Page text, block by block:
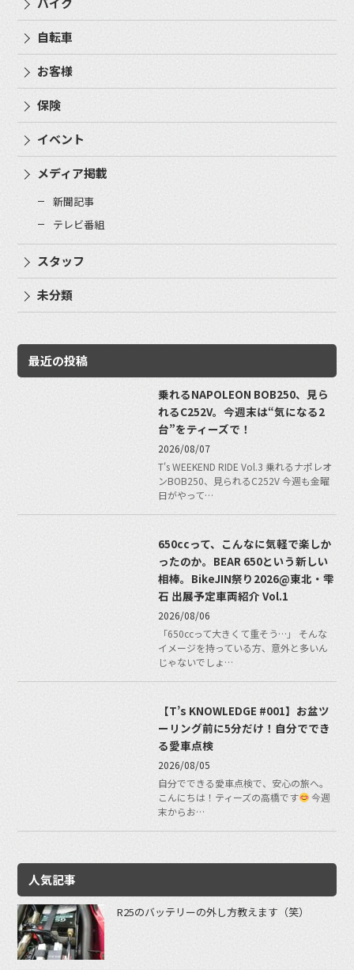
自転車
お客様
保険
イベント
メディア掲載
新聞記事
テレビ番組
スタッフ
未分類
最近の投稿
乗れるNAPOLEON BOB250、見ら
れるC252V。今週末は“気になる2
台”をティーズで！
2026/08/07
T's WEEKEND RIDE Vol.3 乗れるナポレオ
ンBOB250、見られるC252V 今週も金曜
日がやって…
650ccって、こんなに気軽で楽しか
ったのか。BEAR 650という新しい
相棒。BikeJIN祭り2026@東北・雫
石 出展予定車両紹介 Vol.1
2026/08/06
「650ccって大きくて重そう…」 そんな
イメージを持っている方、意外と多いん
じゃないでしょ…
【T’s KNOWLEDGE #001】お盆ツ
ーリング前に5分だけ！自分ででき
る愛車点検
2026/08/05
自分でできる愛車点検で、安心の旅へ。
こんにちは！ティーズの高橋です
今週
末からお…
人気記事
R25のバッテリーの外し方教えます（笑）